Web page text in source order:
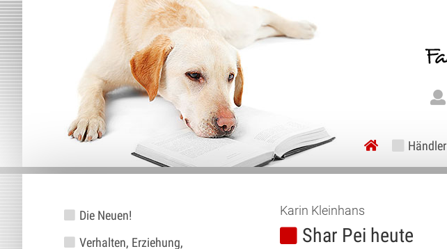
Die Neuen!
Verhalten, Erziehung,
Karin Kleinhans
Shar Pei heute
Händler